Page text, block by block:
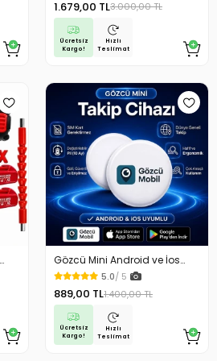
Uyumlu
1.679,00 TL3.000,00 TL
Ücretsiz
Kargo!
Hızlı
Teslimat
Gözcü Mini Android ve İos
Uyumlu Takip Cihazı Geçmişe
Dönük Konum Gps Araç Motor
Çocuk Gizli Takip
5.0/ 5
889,00 TL1.400,00 TL
Ücretsiz
Kargo!
Hızlı
Teslimat